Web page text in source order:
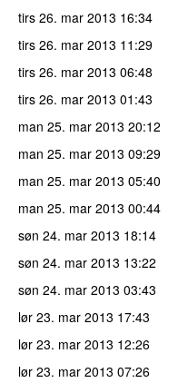
tirs 26. mar 2013 16:34
tirs 26. mar 2013 11:29
tirs 26. mar 2013 06:48
tirs 26. mar 2013 01:43
man 25. mar 2013 20:12
man 25. mar 2013 09:29
man 25. mar 2013 05:40
man 25. mar 2013 00:44
søn 24. mar 2013 18:14
søn 24. mar 2013 13:22
søn 24. mar 2013 03:43
lør 23. mar 2013 17:43
lør 23. mar 2013 12:26
lør 23. mar 2013 07:26